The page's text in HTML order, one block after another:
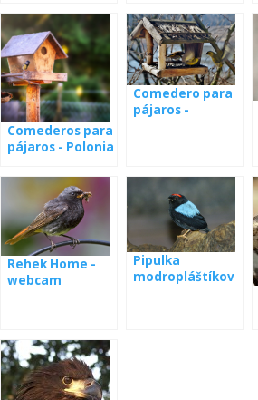
Comederos para
pájaros - Polonia
Comedero para
pájaros -
Rehek Home -
webcam
Pipulka
modropláštíkov